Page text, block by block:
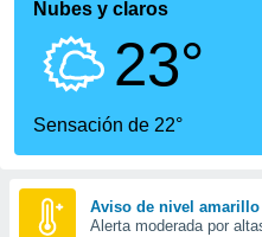
que se
calidad.
a este
las
y
forma
Nubes y claros
23°
Sensación de 22°
Aviso de nivel amarillo
Alerta moderada por